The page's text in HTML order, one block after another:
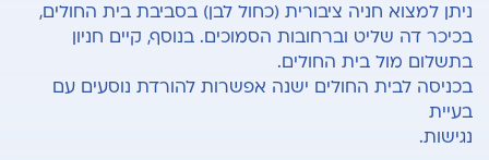
ניתן למצוא חניה ציבורית (כחול לבן) בסביבת בית החולים,
בכיכר דה שליט וברחובות הסמוכים. בנוסף, קיים חניון
בתשלום מול בית החולים.
בכניסה לבית החולים ישנה אפשרות להורדת נוסעים עם
בעיית
נגישות.